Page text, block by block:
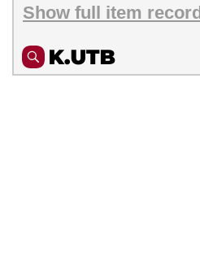
Show full item record